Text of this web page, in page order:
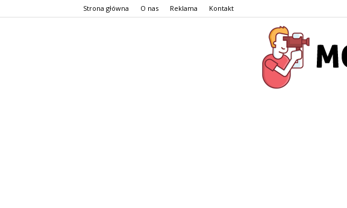
Strona główna O nas Reklama Kontakt